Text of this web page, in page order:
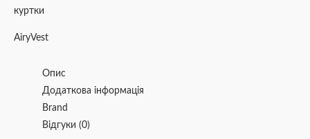
куртки
AiryVest
Опис
Додаткова інформація
Brand
Відгуки (0)